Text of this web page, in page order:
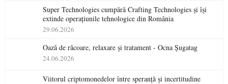
Super Technologies cumpără Crafting Technologies și își
extinde operațiunile tehnologice din România
29.06.2026
Oază de răcoare, relaxare și tratament - Ocna Șugatag
24.06.2026
Viitorul criptomonedelor între speranță și incertitudine